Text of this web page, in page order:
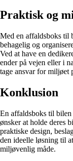
Praktisk og
Med en affaldsboks til
behagelig og
Ved at have en
ender på vejen eller i
tage ansvar for miljøet
Konklusion
En affaldsboks til
ønsker at holde deres
praktiske design,
den ideelle løsning til
miljøvenlig måde.